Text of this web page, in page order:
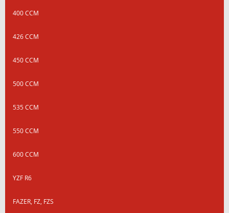
400 CCM
426 CCM
450 CCM
500 CCM
535 CCM
550 CCM
600 CCM
YZF R6
FAZER, FZ, FZS